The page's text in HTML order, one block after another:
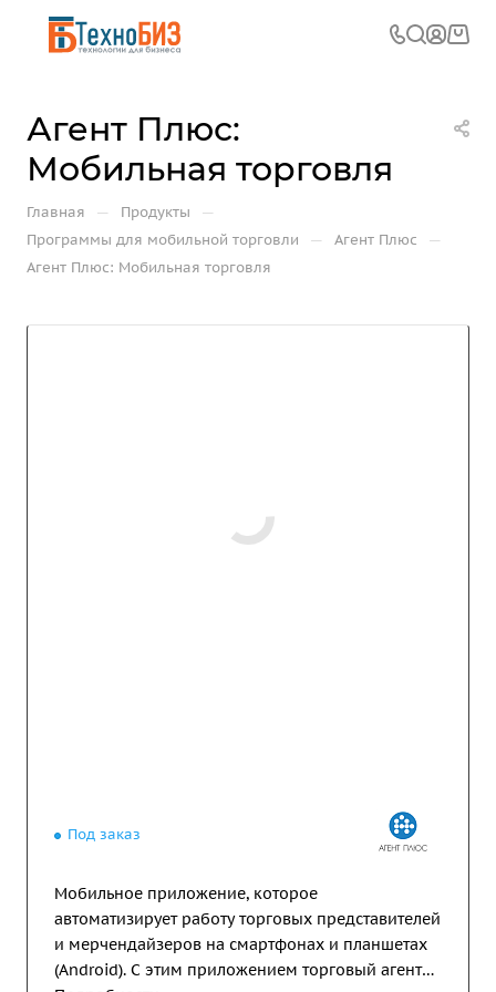
Агент Плюс:
Мобильная торговля
Главная — Продукты —
Программы для мобильной торговли — Агент Плюс —
Агент Плюс: Мобильная торговля
Под заказ
Мобильное приложение, которое
автоматизирует работу торговых представителей
и мерчендайзеров на смартфонах и планшетах
(Android). С этим приложением торговый агент